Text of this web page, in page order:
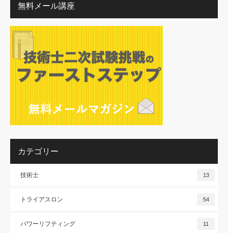
無料メール講座
カテゴリー
技術士 13
トライアスロン 54
パワーリフティング 11